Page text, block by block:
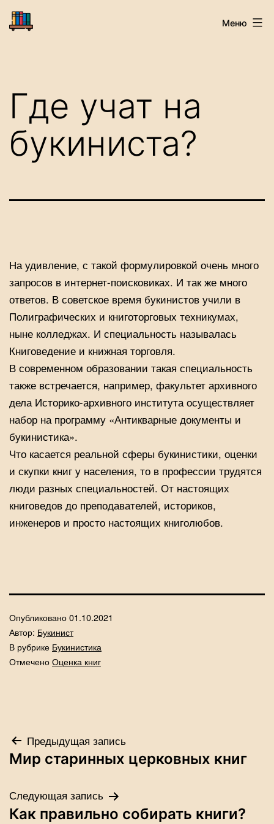
Перейти
Старая
Меню
Где учат на
букиниста?
На удивление, с такой формулировкой очень много
запросов в интернет-поисковиках. И так же много
ответов. В советское время букинистов учили в
Полиграфических и книготорговых техникумах,
ныне колледжах. И специальность называлась
Книговедение и книжная торговля.
В современном образовании такая специальность
также встречается, например, факультет архивного
дела Историко-архивного института осуществляет
набор на программу «Антикварные документы и
букинистика».
Что касается реальной сферы букинистики, оценки
и скупки книг у населения, то в профессии трудятся
люди разных специальностей. От настоящих
книговедов до преподавателей, историков,
инженеров и просто настоящих книголюбов.
Опубликовано01.10.2021
Автор: Букинист
В рубрике Букинистика
ОтмеченоОценка книг
Навигация
по
записям
Предыдущая запись
Мир старинных церковных книг
Следующая запись
Как правильно собирать книги?